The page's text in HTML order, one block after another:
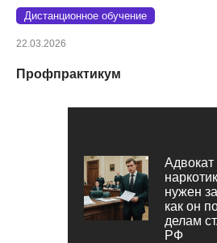
Дистанционное обучение
22.03.2026
Профпрактикум
Адвокат
нужен
как он
делам
РФ